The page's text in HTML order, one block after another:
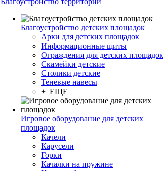
Благоустройство детских площадок
Арки для детских площадок
Информационные щиты
Ограждения для детских площадок
Скамейки детские
Столики детские
Теневые навесы
+ ЕЩЕ
Игровое оборудование для детских
площадок
Качели
Карусели
Горки
Качалки на пружине